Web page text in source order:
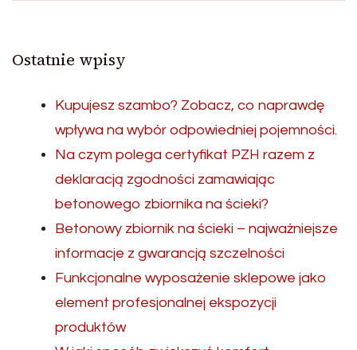
Ostatnie wpisy
Kupujesz szambo? Zobacz, co naprawdę
wpływa na wybór odpowiedniej pojemności.
Na czym polega certyfikat PZH razem z
deklaracją zgodności zamawiając
betonowego zbiornika na ścieki?
Betonowy zbiornik na ścieki – najważniejsze
informacje z gwarancją szczelności
Funkcjonalne wyposażenie sklepowe jako
element profesjonalnej ekspozycji
produktów